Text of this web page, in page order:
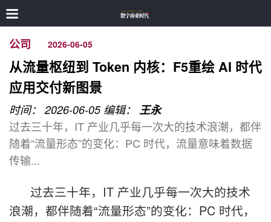
公司 2026-06-05
从流量枢纽到 Token 内核：F5重绘 AI 时代
应用交付新图景
时间： 2026-06-05 编辑： 王永
过去三十年，IT 产业几乎每一次大的技术浪潮，都伴
随着“流量形态”的变化：PC 时代，流量意味着数据
传输...
过去三十年，IT 产业几乎每一次大的技术
浪潮，都伴随着“流量形态”的变化：PC 时代，